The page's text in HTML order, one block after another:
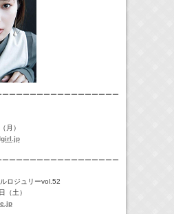
ーーーーーーーーーーーーーーーー
月）
ーーーーーーーーーーーーーーーー
ロジュリーvol.52
（土）